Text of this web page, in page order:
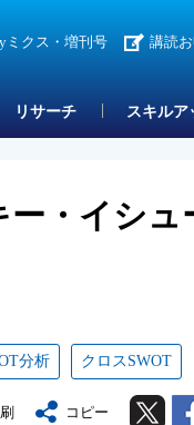
ミクス・増刊号 講読
リサーチ スキルア
・イシュ
分析 クロスSWOT
コピー